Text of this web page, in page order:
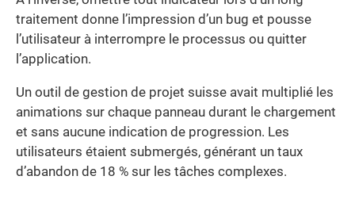
traitement donne l’impression d’un bug et pousse
l’utilisateur à interrompre le processus ou quitter
l’application.
Un outil de gestion de projet suisse avait multiplié les
animations sur chaque panneau durant le chargement
et sans aucune indication de progression. Les
utilisateurs étaient submergés, générant un taux
d’abandon de 18 % sur les tâches complexes.